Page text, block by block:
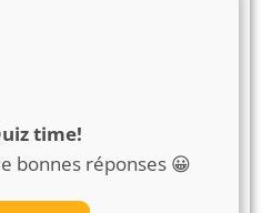
time!
bonnes réponses 😀